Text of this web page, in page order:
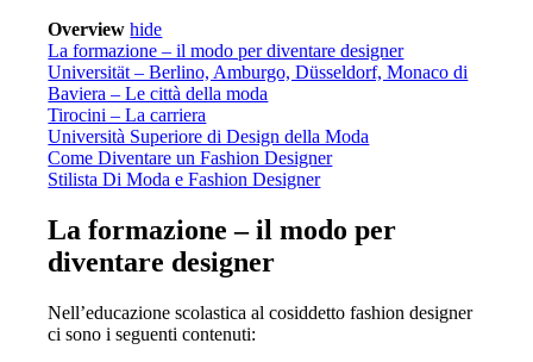
Overview hide
La formazione – il modo per diventare designer
Universität – Berlino, Amburgo, Düsseldorf, Monaco di
Baviera – Le città della moda
Tirocini – La carriera
Università Superiore di Design della Moda
Come Diventare un Fashion Designer
Stilista Di Moda e Fashion Designer
La formazione – il modo per
diventare designer
Nell’educazione scolastica al cosiddetto fashion designer
ci sono i seguenti contenuti: